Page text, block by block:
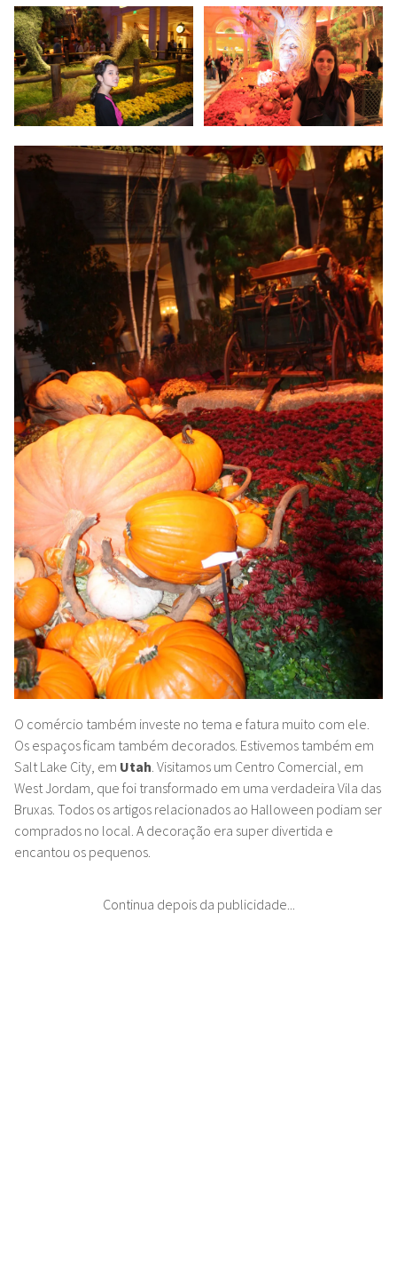
O comércio também investe no tema e fatura muito com ele.
Os espaços ficam também decorados. Estivemos também em
Salt Lake City, em Utah. Visitamos um Centro Comercial, em
West Jordam, que foi transformado em uma verdadeira Vila das
Bruxas. Todos os artigos relacionados ao Halloween podiam ser
comprados no local. A decoração era super divertida e
encantou os pequenos.
Continua depois da publicidade...